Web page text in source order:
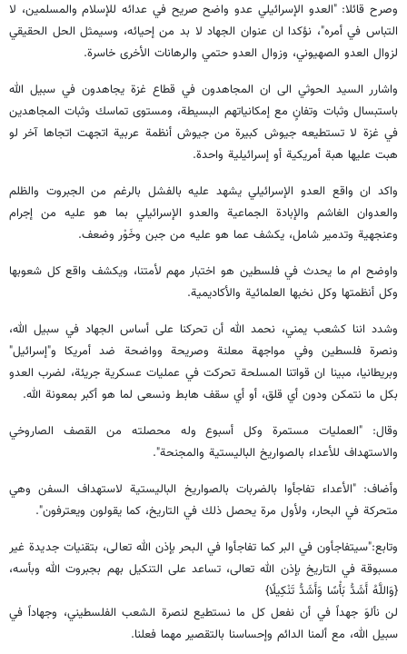
وصرح قائلا: "العدو الإسرائيلي عدو واضح صريح في عدائه للإسلام والمسلمين، لا
التباس في أمره"، نؤكدا ان عنوان الجهاد لا بد من إحيائه، وسيمثل الحل الحقيقي
لزوال العدو الصهيوني، وزوال العدو حتمي والرهانات الأخرى خاسرة.
واشارر السيد الحوثي الى ان المجاهدون في قطاع غزة يجاهدون في سبيل الله
باستبسال وثبات وتفانٍ مع إمكانياتهم البسيطة، ومستوى تماسك وثبات المجاهدين
في غزة لا تستطيعه جيوش كبيرة من جيوش أنظمة عربية اتجهت اتجاها آخر لو
هبت عليها هبة أمريكية أو إسرائيلية واحدة.
واكد ان واقع العدو الإسرائيلي يشهد عليه بالفشل بالرغم من الجبروت والظلم
والعدوان الغاشم والإبادة الجماعية والعدو الإسرائيلي بما هو عليه من إجرام
وعنجهية وتدمير شامل، يكشف عما هو عليه من جبن وخَوْر وضعف.
واوضح ام ما يحدث في فلسطين هو اختبار مهم لأمتنا، ويكشف واقع كل شعوبها
وكل أنظمتها وكل نخبها العلمائية والأكاديمية.
وشدد اننا كشعب يمني، نحمد الله أن تحركنا على أساس الجهاد في سبيل الله،
ونصرة فلسطين وفي مواجهة معلنة وصريحة وواضحة ضد أمريكا و"إسرائيل"
وبريطانيا، مبينا ان قواتنا المسلحة تحركت في عمليات عسكرية جريئة، لضرب العدو
بكل ما نتمكن ودون أي قلق، أو أي سقف هابط ونسعى لما هو أكبر بمعونة الله.
وقال: "العمليات مستمرة وكل أسبوع وله محصلته من القصف الصاروخي
والاستهداف للأعداء بالصواريخ الباليستية والمجنحة".
وأضاف: "الأعداء تفاجأوا بالضربات بالصواريخ الباليستية لاستهداف السفن وهي
متحركة في البحار، ولأول مرة يحصل ذلك في التاريخ، كما يقولون ويعترفون".
وتابع:"سيتفاجأون في البر كما تفاجأوا في البحر بإذن الله تعالى، بتقنيات جديدة غير
مسبوقة في التاريخ بإذن الله تعالى، تساعد على التنكيل بهم بجبروت الله وبأسه،
{وَاللَّهُ أَشَدُّ بَأْسًا وَأَشَدُّ تَنْكِيلًا}
لن نألوَ جهداً في أن نفعل كل ما نستطيع لنصرة الشعب الفلسطيني، وجهاداً في
سبيل الله، مع ألمنا الدائم وإحساسنا بالتقصير مهما فعلنا.